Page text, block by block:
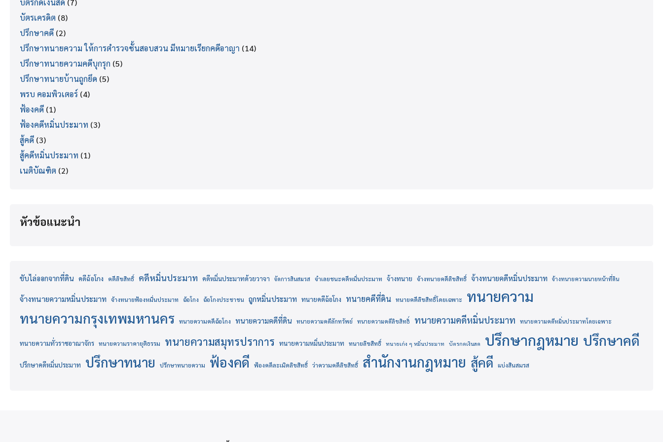
บัตรกดเงินสด (7)
บัตรเครดิต (8)
ปรึกษาคดี (2)
ปรึกษาทนายความ ให้การตำรวจชั้นสอบสวน มีหมายเรียกคดีอาญา (14)
ปรึกษาทนายความคดีบุกรุก (5)
ปรึกษาทนายบ้านถูกยึด (5)
พรบ คอมพิวเตอร์ (4)
ฟ้องคดี (1)
ฟ้องคดีหมิ่นประมาท (3)
สู้คดี (3)
สู้คดีหมิ่นประมาท (1)
เนติบัณฑิต (2)
หัวข้อแนะนำ
ขับไล่ออกจากที่ดิน คดีฉ้อโกง คดีลิขสิทธิ์ คดีหมิ่นประมาท คดีหมิ่นประมาทด้วยวาจา จัดการสินสมรส จำเลยชนะคดีหมิ่นประมาท จ้างทนาย จ้างทนายคดีลิขสิทธิ์ จ้างทนายคดีหมิ่นประมาท จ้างทนายความนายหน้าที่ดิน
จ้างทนายความหมิ่นประมาท จ้างทนายฟ้องหมิ่นประมาท ฉ้อโกง ฉ้อโกงประชาชน ถูกหมิ่นประมาท ทนายคดีฉ้อโกง ทนายคดีที่ดิน ทนายคดีลิขสิทธิ์โดยเฉพาะ ทนายความ
ทนายความกรุงเทพมหานคร ทนายความคดีฉ้อโกง ทนายความคดีที่ดิน ทนายความคดีลักทรัพย์ ทนายความคดีลิขสิทธิ์ ทนายความคดีหมิ่นประมาท ทนายความคดีหมิ่นประมาทโดยเฉพาะ
ทนายความทั่วราชอาณาจักร ทนายความราคายุติธรรม ทนายความสมุทรปราการ ทนายความหมิ่นประมาท ทนายลิขสิทธิ์ ทนายเก่ง ๆ หมิ่นประมาท บัตรกดเงินสด ปรึกษากฎหมาย ปรึกษาคดี
ปรึกษาคดีหมิ่นประมาท ปรึกษาทนาย ปรึกษาทนายความ ฟ้องคดี ฟ้องคดีละเมิดลิขสิทธิ์ ว่าความคดีลิขสิทธิ์ สำนักงานกฎหมาย สู้คดี แบ่งสินสมรส